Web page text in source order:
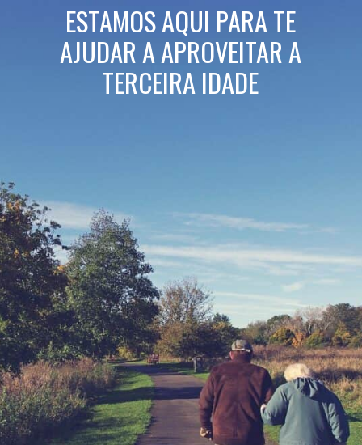
ESTAMOS AQUI PARA TE
AJUDAR A APROVEITAR A
TERCEIRA IDADE